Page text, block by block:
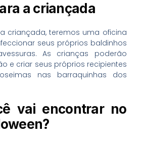
a criançada
criançada, teremos uma oficina
seus próprios baldinhos
As crianças poderão
e criar seus próprios recipientes
nas barraquinhas dos
vai encontrar no